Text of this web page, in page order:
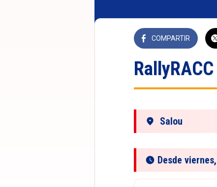
COMPARTIR
Salou
Desde